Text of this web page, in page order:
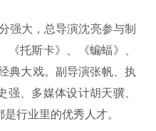
强大，总导演沈亮参与制
托斯卡》、《蝙蝠》、
典大戏。副导演张帆、执
、多媒体设计胡天骥、
行业里的优秀人才。